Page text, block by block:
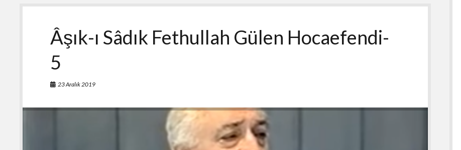
b
o
ky s
A
p
e
Âşık-ı Sâdık Fethullah Gülen Hocaefendi-
5
23 Aralık 2019